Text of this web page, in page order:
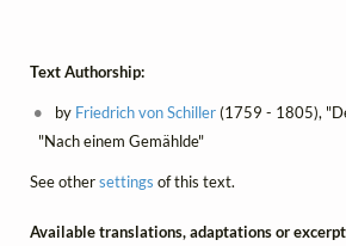
Text Authorship:
by Friedrich von Schiller(1759 - 1805),
"Nach einem Gemählde"
See othersettings of this text.
Available translations, adaptations or